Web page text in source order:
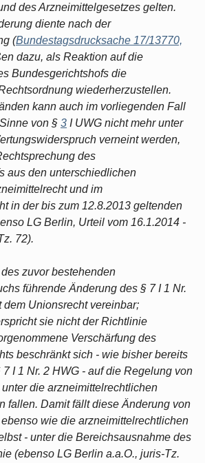
des Arzneimittelgesetzes gelten.
diente nach der
(Bundestagsdrucksache 17/13770,
dazu, als Reaktion auf die
Bundesgerichtshofs die
wiederherzustellen.
kann auch im vorliegenden Fall
von § 3 I UWG nicht mehr unter
verneint werden,
des
aus den unterschiedlichen
und im
in der bis zum 12.8.2013 geltenden
LG Berlin, Urteil vom 16.1.2014 -
72).
zuvor bestehenden
führende Änderung des § 7 I 1 Nr.
dem Unionsrecht vereinbar;
sie nicht der Richtlinie
Verschärfung des
beschränkt sich - wie bisher bereits
I 1 Nr. 2 HWG - auf die Regelung von
die arzneimittelrechtlichen
fallen. Damit fällt diese Änderung von
ebenso wie die arzneimittelrechtlichen
- unter die Bereichsausnahme des
(ebenso LG Berlin a.a.O., juris-Tz.